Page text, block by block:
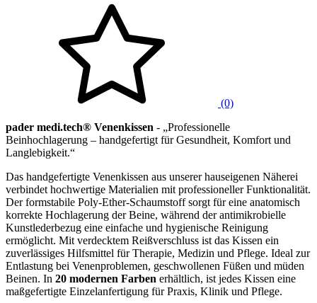
(0)
pader medi.tech® Venenkissen - „Professionelle
Beinhochlagerung – handgefertigt für Gesundheit, Komfort und
Langlebigkeit.“
Das handgefertigte Venenkissen aus unserer hauseigenen Näherei
verbindet hochwertige Materialien mit professioneller Funktionalität.
Der formstabile Poly-Ether-Schaumstoff sorgt für eine anatomisch
korrekte Hochlagerung der Beine, während der antimikrobielle
Kunstlederbezug eine einfache und hygienische Reinigung
ermöglicht. Mit verdecktem Reißverschluss ist das Kissen ein
zuverlässiges Hilfsmittel für Therapie, Medizin und Pflege. Ideal zur
Entlastung bei Venenproblemen, geschwollenen Füßen und müden
Beinen. In 20 modernen Farben erhältlich, ist jedes Kissen eine
maßgefertigte Einzelanfertigung für Praxis, Klinik und Pflege.